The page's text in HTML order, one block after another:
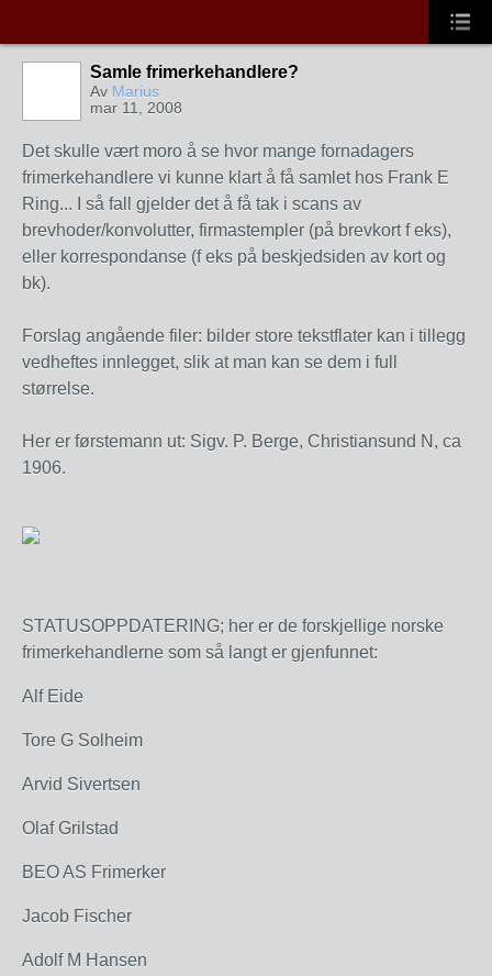
Samle frimerkehandlere?
Av Marius
mar 11, 2008
Det skulle vært moro å se hvor mange fornadagers
frimerkehandlere vi kunne klart å få samlet hos Frank E
Ring... I så fall gjelder det å få tak i scans av
brevhoder/konvolutter, firmastempler (på brevkort f eks),
eller korrespondanse (f eks på beskjedsiden av kort og
bk).
Forslag angående filer: bilder store tekstflater kan i tillegg
vedheftes innlegget, slik at man kan se dem i full
størrelse.
Her er førstemann ut: Sigv. P. Berge, Christiansund N, ca
1906.
STATUSOPPDATERING; her er de forskjellige norske
frimerkehandlerne som så langt er gjenfunnet:
Alf Eide
Tore G Solheim
Arvid Sivertsen
Olaf Grilstad
BEO AS Frimerker
Jacob Fischer
Adolf M Hansen